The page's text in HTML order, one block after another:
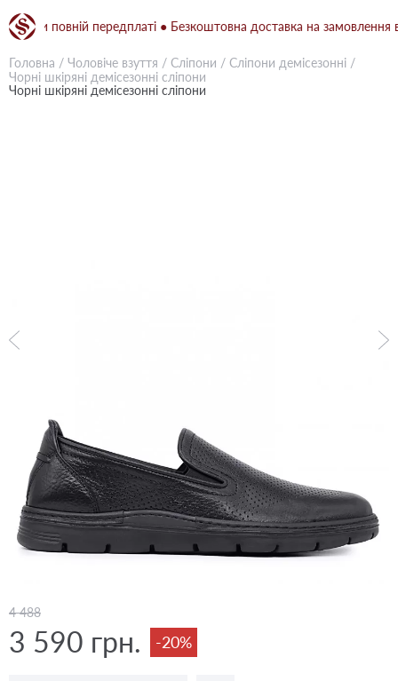
повній передплаті ● Безкоштовна доставка на замовлення
Головна / Чоловіче взуття / Сліпони / Сліпони демісезонні /
Чорні шкіряні демісезонні сліпони
Чорні шкіряні демісезонні сліпони
4 488
3 590 грн. -20%